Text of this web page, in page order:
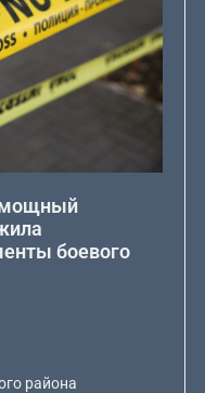
мощный
боевого
района